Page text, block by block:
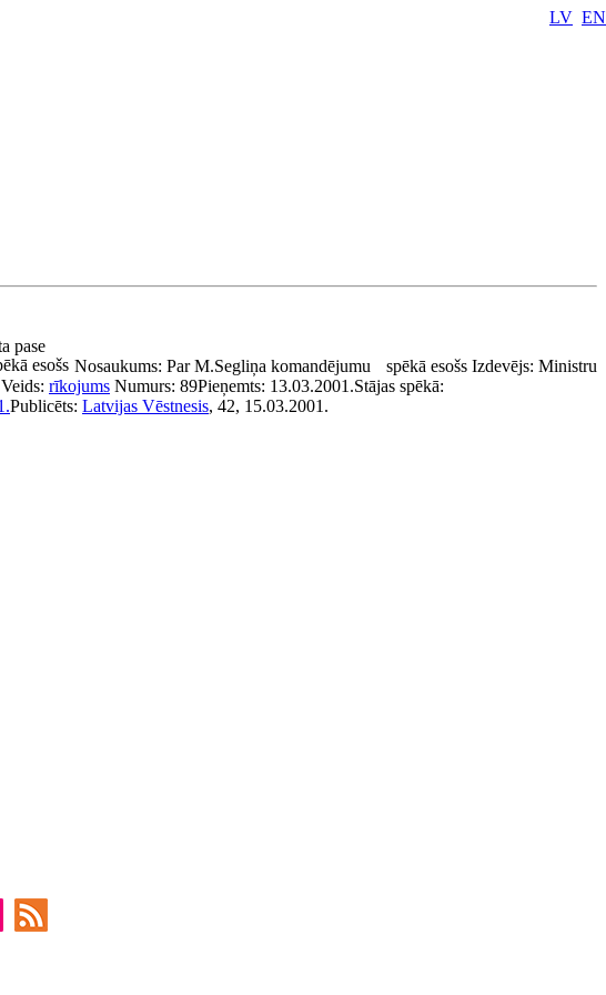
LV EN
pase
Nosaukums: Par M.Segliņa komandējumu
esošs spēkā esošs Izdevējs: Ministru
Veids: rīkojums Numurs: 89Pieņemts: 13.03.2001.Stājas spēkā:
Publicēts: Latvijas Vēstnesis, 42, 15.03.2001.